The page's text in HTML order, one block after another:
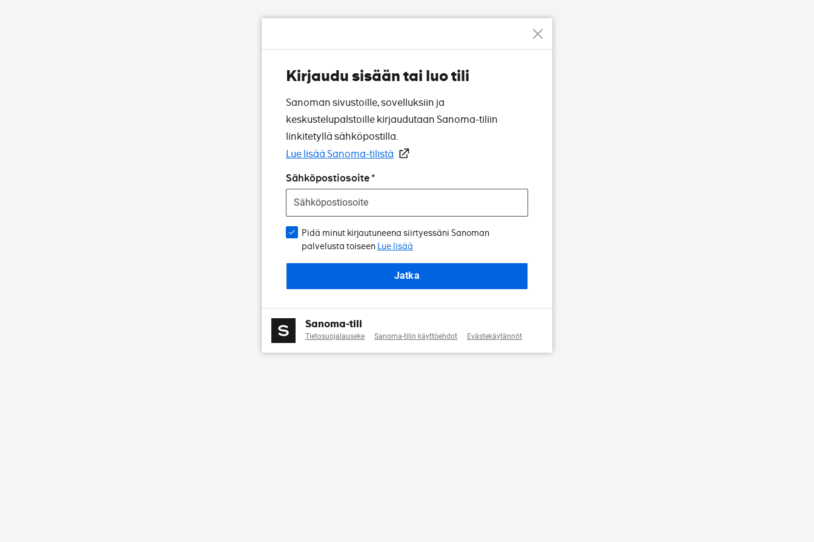
Kirjaudu sisään tai luo tili
Sanoman sivustoille, sovelluksiin ja
keskustelupalstoille kirjaudutaan Sanoma-tiliin
linkitetyllä sähköpostilla.
Lue lisää Sanoma-tilistä
Sähköpostiosoite
Pidä minut kirjautuneena siirtyessäni Sanoman
palvelusta toiseen Lue lisää
Jatka
Sanoma-tili
Tietosuojalauseke Sanoma-tilin käyttöehdot Evästekäytännöt